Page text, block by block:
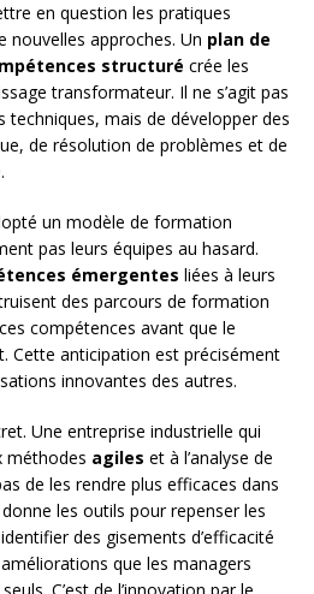
en question les pratiques
nouvelles approches. Un plan de
structuré crée les
transformateur. Il ne s’agit pas
techniques, mais de développer des
de résolution de problèmes et de
un modèle de formation
pas leurs équipes au hasard.
émergentes liées à leurs
des parcours de formation
compétences avant que le
Cette anticipation est précisément
innovantes des autres.
Une entreprise industrielle qui
méthodes agiles et à l’analyse de
de les rendre plus efficaces dans
les outils pour repenser les
des gisements d’efficacité
que les managers